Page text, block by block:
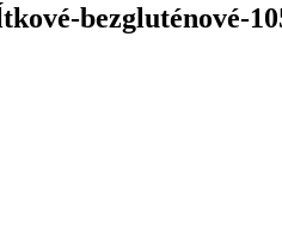
bezgluténové-